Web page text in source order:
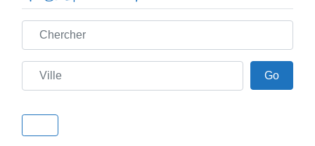
Chercher
Ville GoGo